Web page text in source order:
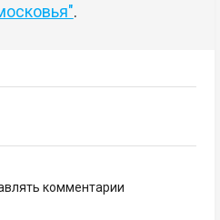
.
комментарии